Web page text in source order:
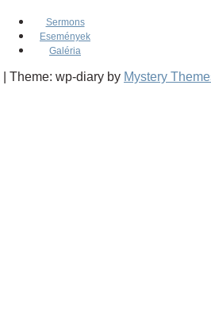
Sermons
Események
Galéria
Theme: wp-diary by Mystery